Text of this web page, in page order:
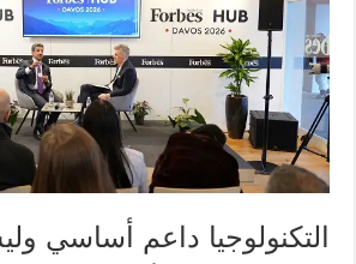
التكنولوجيا داعم أساسي